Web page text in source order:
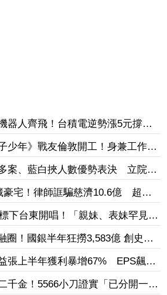
器人齊飛！台積電逆勢漲5元撐
走跌170點失守季線
少年》戰友倫敦開工！身兼工作人
路人大成功
案、藍白挾人數優勢表決 立院決
豪宅！律師誆騙慈濟10.6億 超奢
代步、鮑魚擺滿金庫
下台東開唱！「親妹、表妹罕見合
們有生鏽嗎
！國銀半年狂撈3,583億 創史上